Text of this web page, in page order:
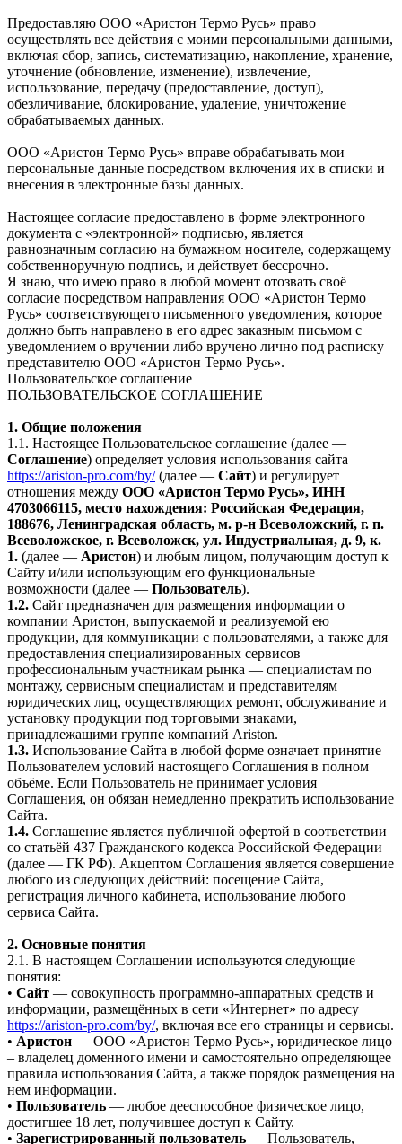
Предоставляю ООО «Аристон Термо Русь» право
осуществлять все действия с моими персональными данными,
включая сбор, запись, систематизацию, накопление, хранение,
уточнение (обновление, изменение), извлечение,
использование, передачу (предоставление, доступ),
обезличивание, блокирование, удаление, уничтожение
обрабатываемых данных.
ООО «Аристон Термо Русь» вправе обрабатывать мои
персональные данные посредством включения их в списки и
внесения в электронные базы данных.
Настоящее согласие предоставлено в форме электронного
документа с «электронной» подписью, является
равнозначным согласию на бумажном носителе, содержащему
собственноручную подпись, и действует бессрочно.
Я знаю, что имею право в любой момент отозвать своё
согласие посредством направления ООО «Аристон Термо
Русь» соответствующего письменного уведомления, которое
должно быть направлено в его адрес заказным письмом с
уведомлением о вручении либо вручено лично под расписку
представителю ООО «Аристон Термо Русь».
Пользовательское соглашение
ПОЛЬЗОВАТЕЛЬСКОЕ СОГЛАШЕНИЕ
1. Общие положения
1.1. Настоящее Пользовательское соглашение (далее —
Соглашение) определяет условия использования сайта
https://ariston-pro.com/by/(далее — Сайт) и регулирует
отношения между ООО «Аристон Термо Русь», ИНН
4703066115, место нахождения: Российская Федерация,
188676, Ленинградская область, м. р-н Всеволожский, г. п.
Всеволожское, г. Всеволожск, ул. Индустриальная, д. 9, к.
1. (далее — Аристон) и любым лицом, получающим доступ к
Сайту и/или использующим его функциональные
возможности (далее — Пользователь).
1.2. Сайт предназначен для размещения информации о
компании Аристон, выпускаемой и реализуемой ею
продукции, для коммуникации с пользователями, а также для
предоставления специализированных сервисов
профессиональным участникам рынка — специалистам по
монтажу, сервисным специалистам и представителям
юридических лиц, осуществляющих ремонт, обслуживание и
установку продукции под торговыми знаками,
принадлежащими группе компаний Ariston.
1.3. Использование Сайта в любой форме означает принятие
Пользователем условий настоящего Соглашения в полном
объёме. Если Пользователь не принимает условия
Соглашения, он обязан немедленно прекратить использование
Сайта.
1.4. Соглашение является публичной офертой в соответствии
со статьёй 437 Гражданского кодекса Российской Федерации
(далее — ГК РФ). Акцептом Соглашения является совершение
любого из следующих действий: посещение Сайта,
регистрация личного кабинета, использование любого
сервиса Сайта.
2. Основные понятия
2.1. В настоящем Соглашении используются следующие
понятия:
• Сайт — совокупность программно-аппаратных средств и
информации, размещённых в сети «Интернет» по адресу
https://ariston-pro.com/by/, включая все его страницы и сервисы.
• Аристон — ООО «Аристон Термо Русь», юридическое лицо
– владелец доменного имени и самостоятельно определяющее
правила использования Сайта, а также порядок размещения на
нем информации.
• Пользователь — любое дееспособное физическое лицо,
достигшее 18 лет, получившее доступ к Сайту.
• Зарегистрированный пользователь — Пользователь,